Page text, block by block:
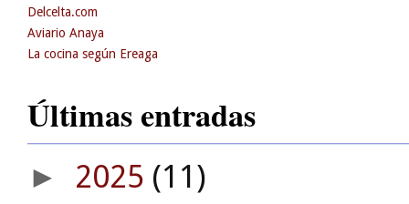
Delcelta.com
Aviario Anaya
La cocina según Ereaga
Últimas entradas
► 2025 (11)